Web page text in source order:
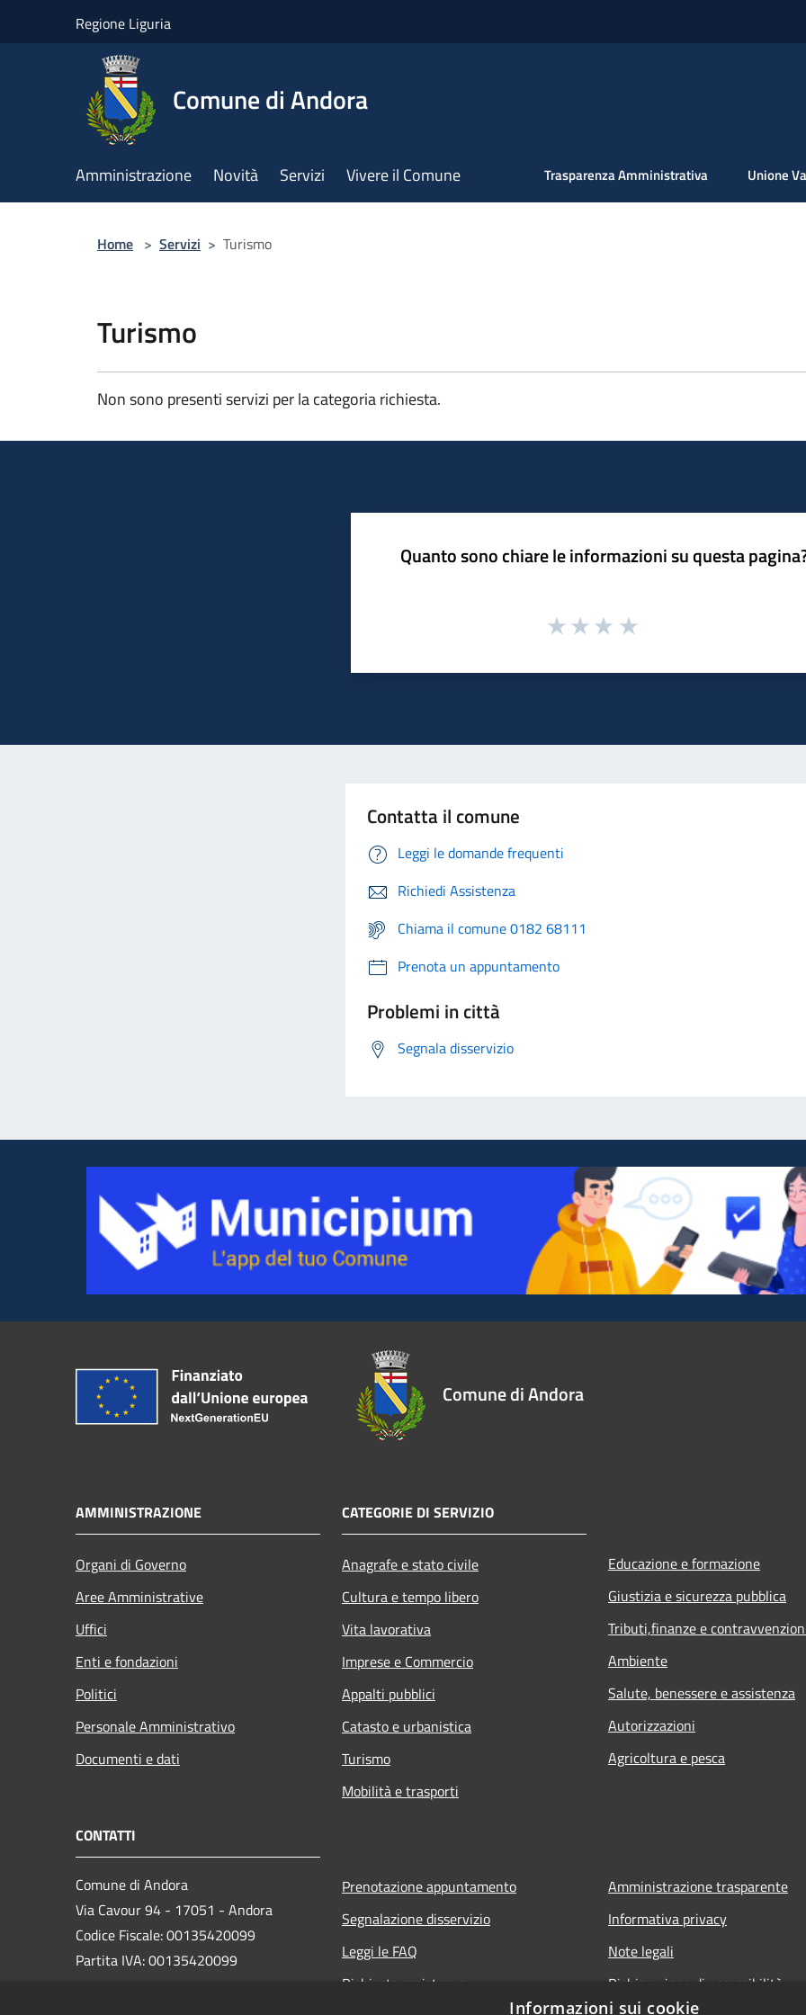
Regione Liguria
Comune di Andora
Amministrazione Novità Servizi Vivere il Comune Trasparenza Amministrativa Unione
Home > Servizi > Turismo
Turismo
Non sono presenti servizi per la categoria richiesta.
Quanto sono chiare le informazioni su questa
Contatta il comune
Leggi le domande frequenti
Richiedi Assistenza
Chiama il comune 0182 68111
Prenota un appuntamento
Problemi in città
Segnala disservizio
Comune di Andora
AMMINISTRAZIONE
Organi di Governo
Aree Amministrative
Uffici
Enti e fondazioni
Politici
Personale Amministrativo
Documenti e dati
CATEGORIE DI SERVIZIO
Anagrafe e stato civile
Cultura e tempo libero
Vita lavorativa
Imprese e Commercio
Appalti pubblici
Catasto e urbanistica
Turismo
Mobilità e trasporti
Educazione e formazione
Giustizia e sicurezza pubblica
Tributi,finanze e
Ambiente
Salute, benessere e assistenza
Autorizzazioni
Agricoltura e pesca
CONTATTI
Comune di Andora
Via Cavour 94 - 17051 - Andora
Codice Fiscale: 00135420099
Partita IVA: 00135420099
Prenotazione appuntamento
Segnalazione disservizio
Leggi le FAQ
Richiesta assistenza
Amministrazione trasparente
Informativa privacy
Note legali
Dichiarazione di accessibilità
Informazioni sui cookie